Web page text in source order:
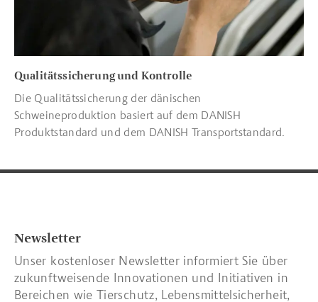
Qualitätssicherung und Kontrolle
Die Qualitätssicherung der dänischen
Schweineproduktion basiert auf dem DANISH
Produktstandard und dem DANISH Transportstandard.
Newsletter
Unser kostenloser Newsletter informiert Sie über
zukunftweisende Innovationen und Initiativen in
Bereichen wie Tierschutz, Lebensmittelsicherheit,